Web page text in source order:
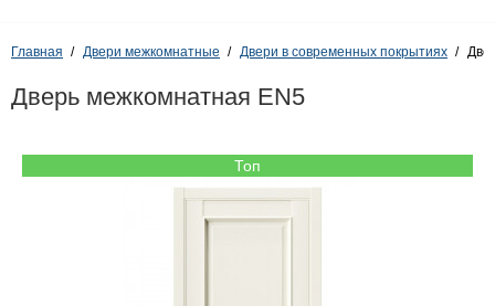
Главная Двери межкомнатные Двери в современных покрытиях
Дверь межкомнатная EN5
Топ